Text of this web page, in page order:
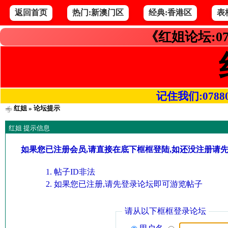
返回首页 热门:新澳门区 经典:香港区 表
《红姐论坛
记住我们
红姐» 论坛提示
红姐 提示信息
如果您已注册会员,请直接在底下框框登陆,如还没注册请
帖子ID非法
如果您已注册,请先登录论坛即可游览帖子
请从以下框框登录论坛